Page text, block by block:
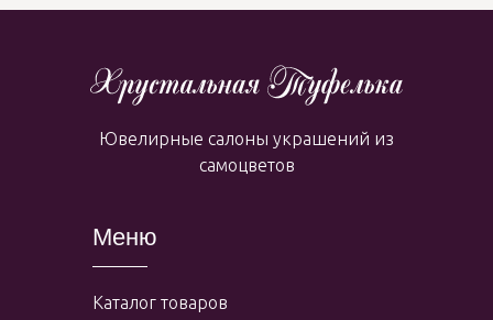
Меню
Каталог товаров
Ювелирные салоны украшений из
самоцветов